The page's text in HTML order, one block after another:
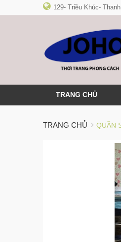
129- Triều Khúc-
TRANG CHỦ
TRANG CHỦ QUẦN